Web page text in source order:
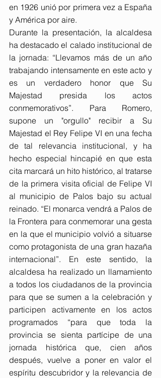
en 1926 unió por primera vez a España
y América por aire.
Durante la presentación, la alcaldesa
ha destacado el calado institucional de
la jornada: “Llevamos más de un año
trabajando intensamente en este acto y
es un verdadero honor que Su
Majestad presida los actos
conmemorativos”. Para Romero,
supone un "orgullo" recibir a Su
Majestad el Rey Felipe VI en una fecha
de tal relevancia institucional, y ha
hecho especial hincapié en que esta
cita marcará un hito histórico, al tratarse
de la primera visita oficial de Felipe VI
al municipio de Palos bajo su actual
reinado. “El monarca vendrá a Palos de
la Frontera para conmemorar una gesta
en la que el municipio volvió a situarse
como protagonista de una gran hazaña
internacional”. En este sentido, la
alcaldesa ha realizado un llamamiento
a todos los ciudadanos de la provincia
para que se sumen a la celebración y
participen activamente en los actos
programados “para que toda la
provincia se sienta partícipe de una
jornada histórica que, cien años
después, vuelve a poner en valor el
espíritu descubridor y la relevancia de